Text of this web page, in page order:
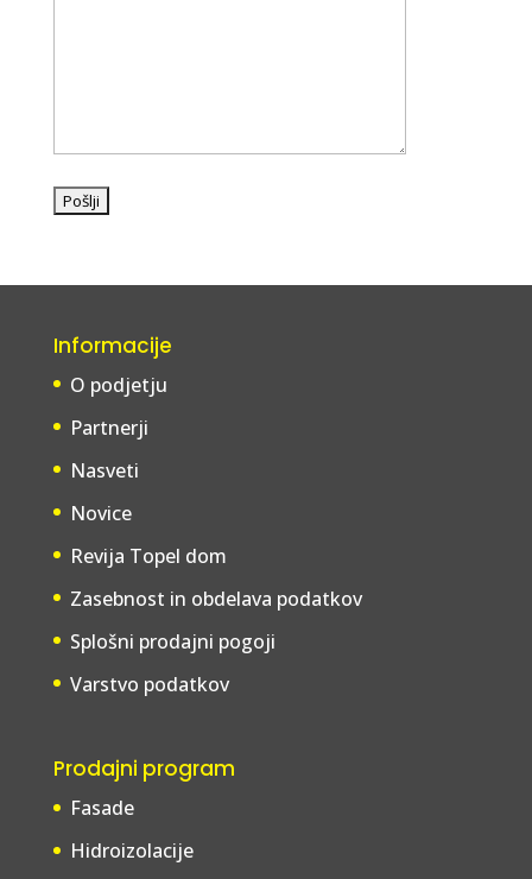
Informacije
O podjetju
Partnerji
Nasveti
Novice
Revija Topel dom
Zasebnost in obdelava podatkov
Splošni prodajni pogoji
Varstvo podatkov
Prodajni program
Fasade
Hidroizolacije